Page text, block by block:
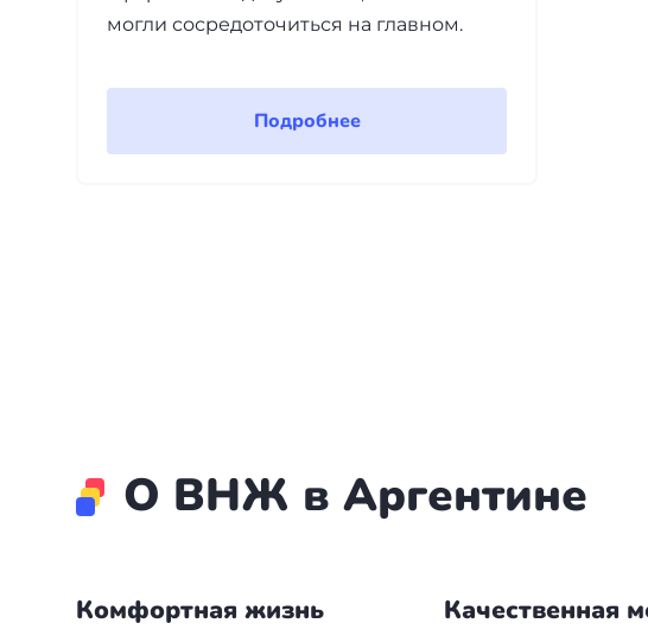
могли сосредоточиться на главном.
Подробнее
О ВНЖ в Аргентине
Комфортная жизнь Качественная